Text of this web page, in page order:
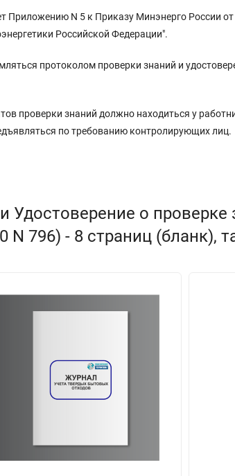
Приложению N 5 к Приказу Минэнерго России
Российской Федерации".
протоколом проверки знаний и
проверки знаний должно находиться у
по требованию контролирующих лиц.
Удостоверение о проверке
N 796) - 8 страниц (бланк),